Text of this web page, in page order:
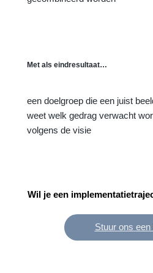
Met als eindresultaat…
een doelgroep die een juist
weet welk gedrag verwacht
volgens de visie
Wil je een
Stuur ons een